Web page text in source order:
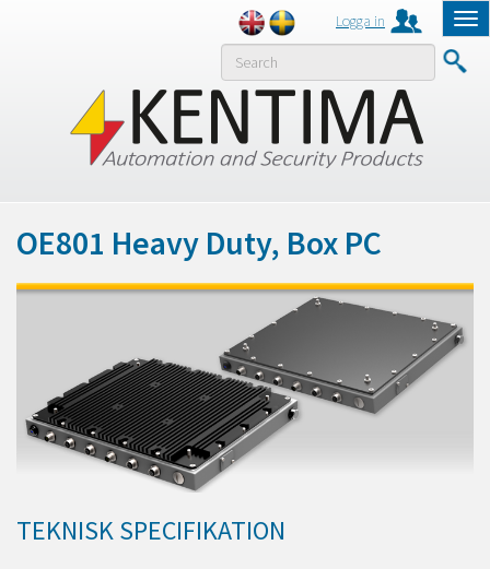
Logga in
MENY
OE801 Heavy Duty, Box PC
TEKNISK SPECIFIKATION